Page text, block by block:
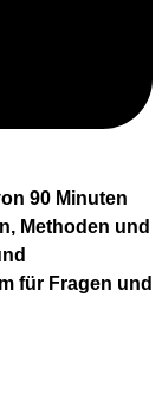
90 Minuten
Methoden und
für Fragen und